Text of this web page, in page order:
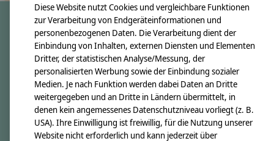
crêpes suzette
Über uns
Unsere Creppies
Nähkästchen
Unsere Stoffe
Diese Website nutzt Cookies und vergleichbare Funktionen
zur Verarbeitung von Endgeräteinformationen und
personenbezogenen Daten. Die Verarbeitung dient der
Einbindung von Inhalten, externen Diensten und Elementen
Dritter, der statistischen Analyse/Messung, der
personalisierten Werbung sowie der Einbindung sozialer
Medien. Je nach Funktion werden dabei Daten an Dritte
weitergegeben und an Dritte in Ländern übermittelt, in
denen kein angemessenes Datenschutzniveau vorliegt (z. B.
USA). Ihre Einwilligung ist freiwillig, für die Nutzung unserer
Website nicht erforderlich und kann jederzeit über